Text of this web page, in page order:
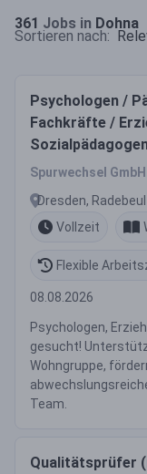
361 Jobs in Dohna
Sortieren nach:
Psychologen /
Fachkräfte /
(m/w/d)
Spurwechsel GmbH
Dresden, Radebeul
Vollzeit
Flexible
08.08.2026
Psychologen,
gesucht!
Wohngruppe,
Team.
Qualitätsprüfer